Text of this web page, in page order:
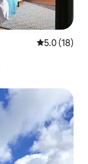
คะแนนเฉลี่ย
5.0 (18)